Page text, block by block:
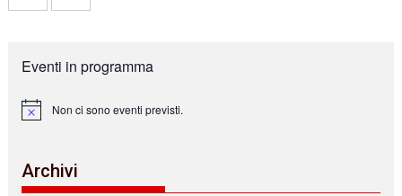
Eventi in programma
N
c
e
Non ci sono eventi previsti.
Archivi